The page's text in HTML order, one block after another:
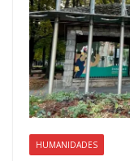
HUMANIDADES